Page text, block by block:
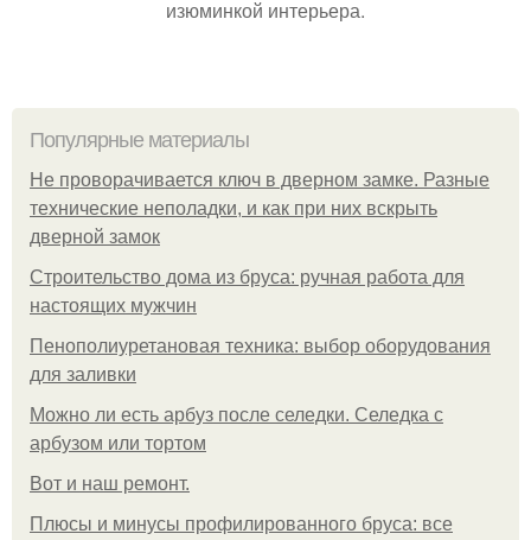
изюминкой интерьера.
Популярные материалы
Не проворачивается ключ в дверном замке. Разные
технические неполадки, и как при них вскрыть
дверной замок
Строительство дома из бруса: ручная работа для
настоящих мужчин
Пенополиуретановая техника: выбор оборудования
для заливки
Можно ли есть арбуз после селедки. Селедка с
арбузом или тортом
Boт и наш ремoнт.
Плюсы и минусы профилированного бруса: все